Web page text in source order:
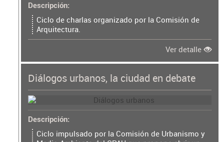
Descripción
Ciclo de charlas organizado por la Comisión de
Arquitectura.
Ver detalle
Diálogos urbanos, la ciudad en debate
Descripción
Ciclo impulsado por la Comisión de Urbanismo y